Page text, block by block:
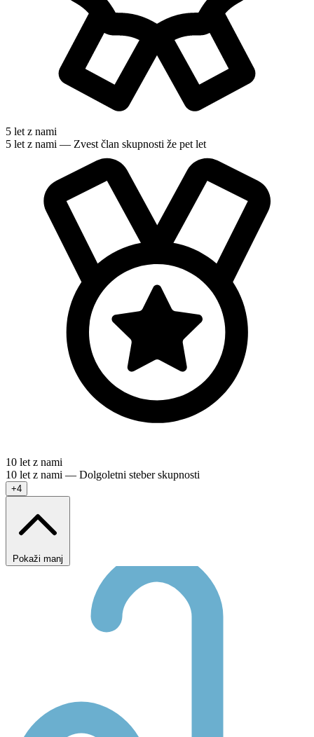
5 let z nami
5 let z nami — Zvest član skupnosti že pet let
10 let z nami
10 let z nami — Dolgoletni steber skupnosti
+4
Pokaži manj